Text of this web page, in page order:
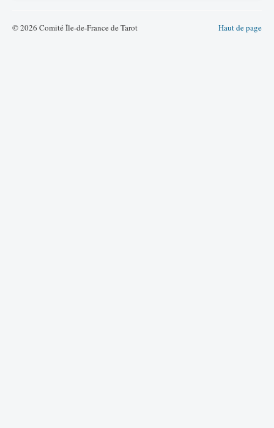
Haut de page
© 2026 Comité Île-de-France de Tarot